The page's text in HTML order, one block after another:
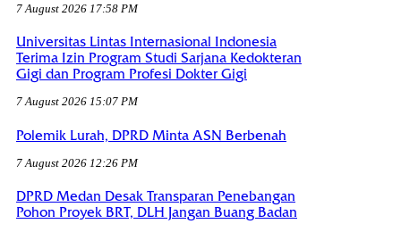
7 August 2026 17:58 PM
Universitas Lintas Internasional Indonesia
Terima Izin Program Studi Sarjana Kedokteran
Gigi dan Program Profesi Dokter Gigi
7 August 2026 15:07 PM
Polemik Lurah, DPRD Minta ASN Berbenah
7 August 2026 12:26 PM
DPRD Medan Desak Transparan Penebangan
Pohon Proyek BRT, DLH Jangan Buang Badan